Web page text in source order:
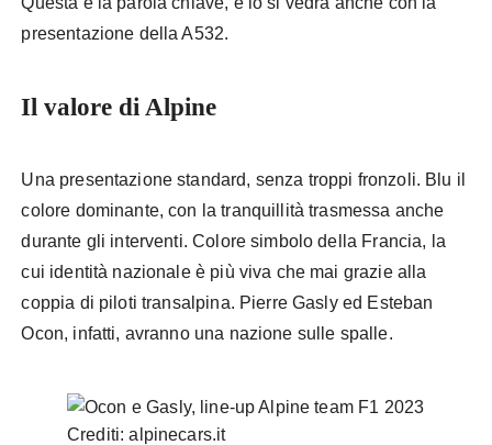
presentazione della A532.
Il valore di Alpine
Una presentazione standard, senza troppi fronzoli. Blu il
colore dominante, con la tranquillità trasmessa anche
durante gli interventi. Colore simbolo della Francia, la
cui identità nazionale è più viva che mai grazie alla
coppia di piloti transalpina. Pierre Gasly ed Esteban
Ocon, infatti, avranno una nazione sulle spalle.
Crediti: alpinecars.it